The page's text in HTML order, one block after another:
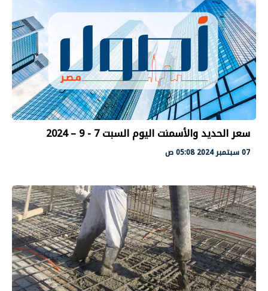
سعر الحديد والأسمنت اليوم السبت 7 - 9 – 2024
07 سبتمبر 2024 05:08 ص